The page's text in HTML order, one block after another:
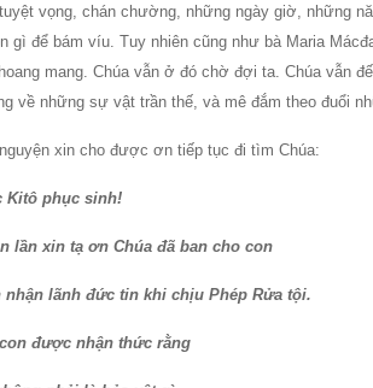
vọng, chán chường, những ngày giờ, những
gì để bám víu. Tuy nhiên cũng như bà Maria
mang. Chúa vẫn ở đó chờ đợi ta. Chúa vẫn
về những sự vật trần thế, và mê đắm theo đuổi
xin cho được ơn tiếp tục đi tìm Chúa:
Kitô phục sinh!
lần xin tạ ơn Chúa đã ban cho con
lãnh đức tin khi chịu Phép Rửa tội.
được nhận thức rằng